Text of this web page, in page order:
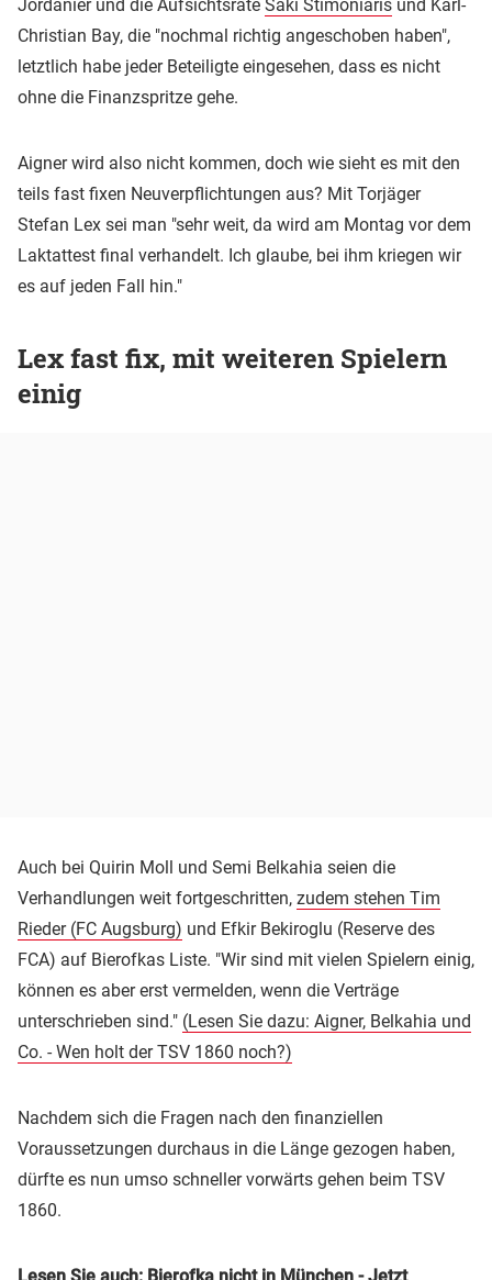
Jordanier und die Aufsichtsräte Saki Stimoniaris und Karl-
Christian Bay, die "nochmal richtig angeschoben haben",
letztlich habe jeder Beteiligte eingesehen, dass es nicht
ohne die Finanzspritze gehe.
Aigner wird also nicht kommen, doch wie sieht es mit den
teils fast fixen Neuverpflichtungen aus? Mit Torjäger
Stefan Lex sei man "sehr weit, da wird am Montag vor dem
Laktattest final verhandelt. Ich glaube, bei ihm kriegen wir
es auf jeden Fall hin."
Lex fast fix, mit weiteren Spielern
einig
Auch bei Quirin Moll und Semi Belkahia seien die
Verhandlungen weit fortgeschritten, zudem stehen Tim
Rieder (FC Augsburg) und Efkir Bekiroglu (Reserve des
FCA) auf Bierofkas Liste. "Wir sind mit vielen Spielern einig,
können es aber erst vermelden, wenn die Verträge
unterschrieben sind." (Lesen Sie dazu: Aigner, Belkahia und
Co. - Wen holt der TSV 1860 noch?)
Nachdem sich die Fragen nach den finanziellen
Voraussetzungen durchaus in die Länge gezogen haben,
dürfte es nun umso schneller vorwärts gehen beim TSV
1860.